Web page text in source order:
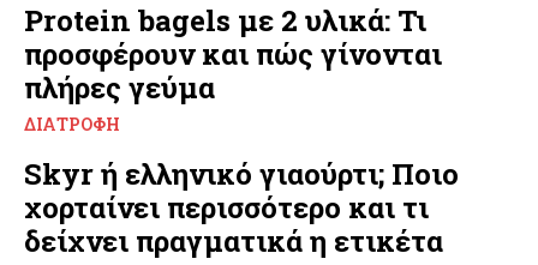
Protein bagels με 2 υλικά: Τι
προσφέρουν και πώς γίνονται
πλήρες γεύμα
ΔΙΑΤΡΟΦΉ
Skyr ή ελληνικό γιαούρτι; Ποιο
χορταίνει περισσότερο και τι
δείχνει πραγματικά η ετικέτα